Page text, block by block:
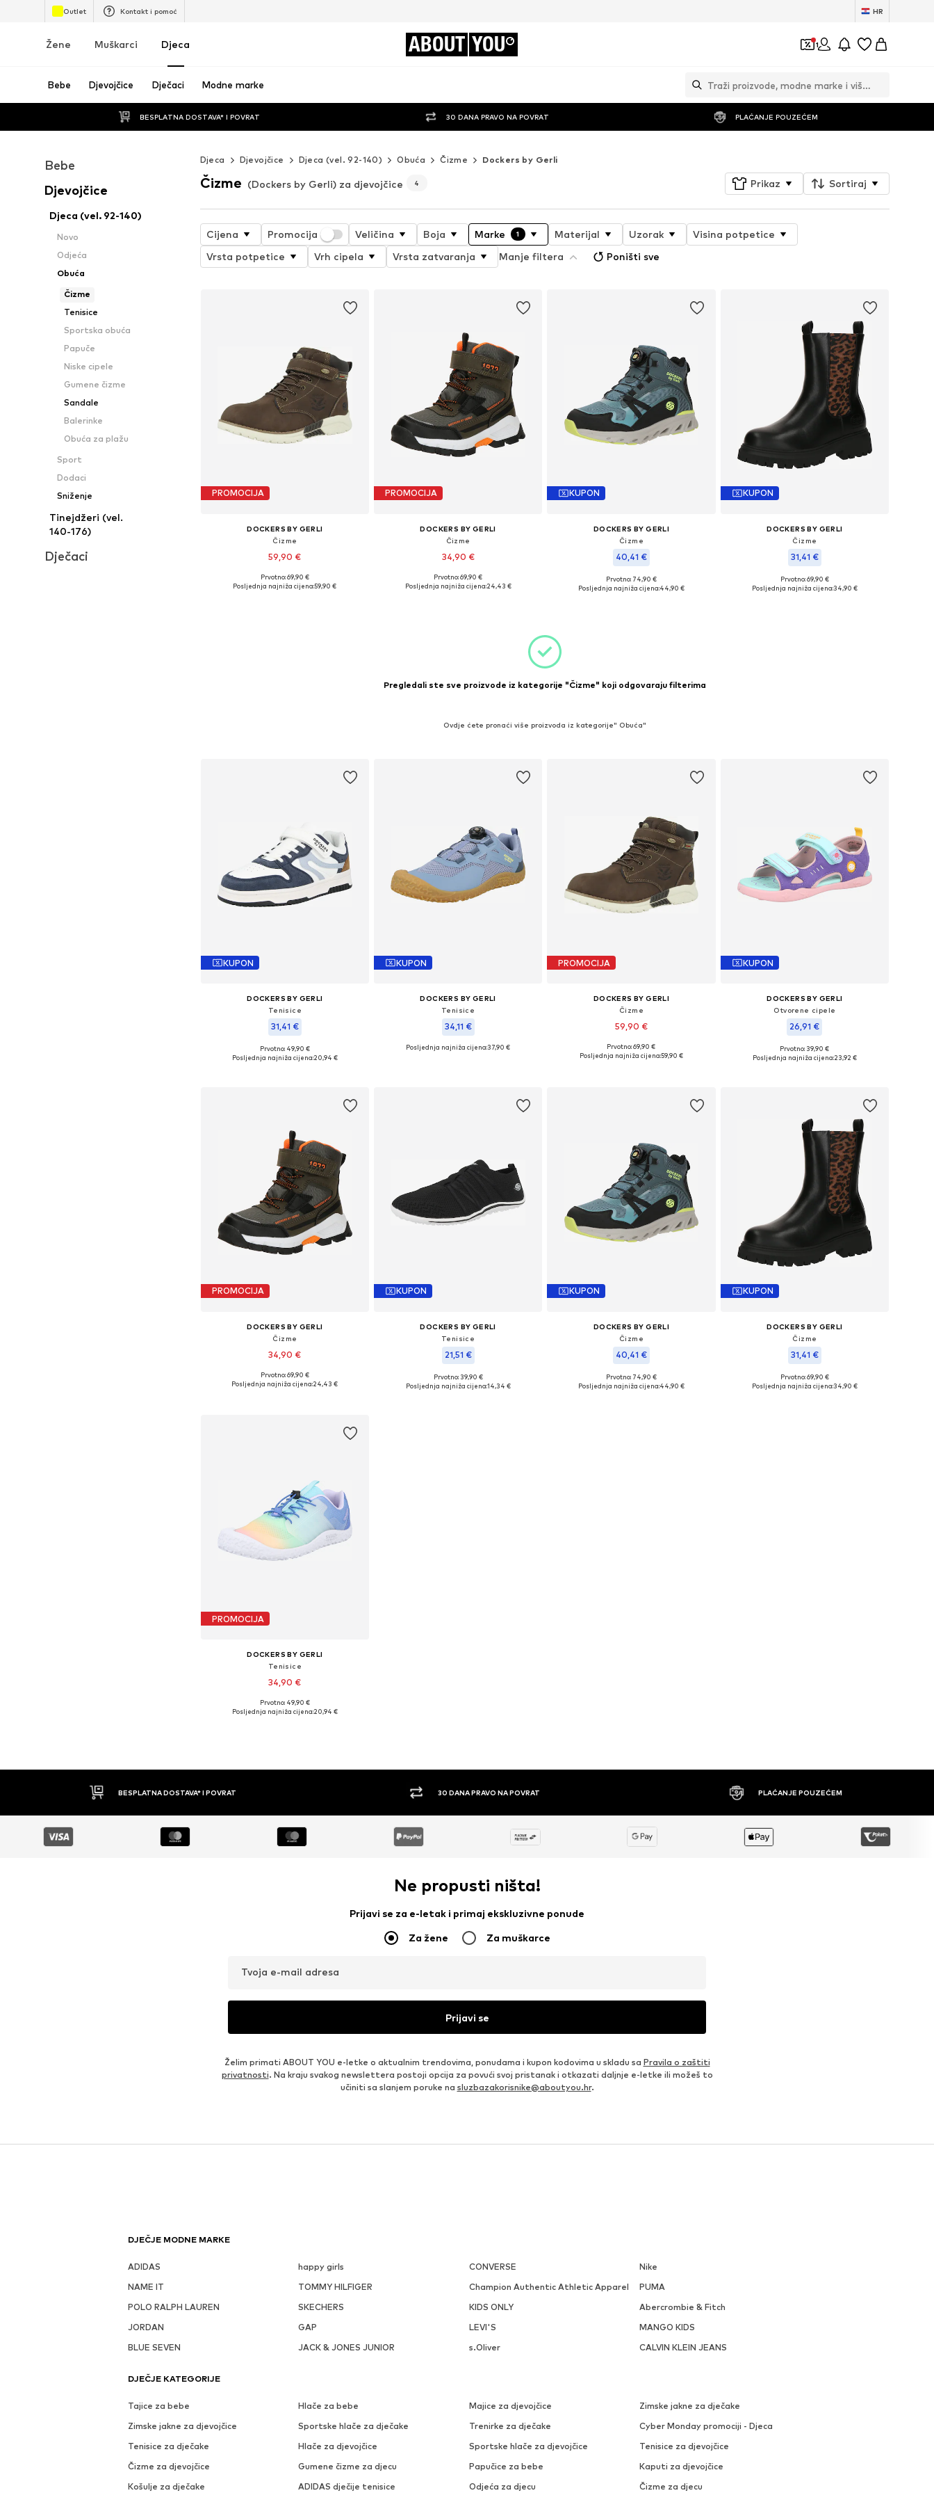
Outlet Kontakt i pomoć HR
Žene Muškarci Djeca ABOUT YOU 1
Bebe Djevojčice Dječaci Modne marke
BESPLATNA DOSTAVA* I POVRAT 30 DANA PRAVO NA POVRAT PLAĆANJE POUZEĆEM
Bebe
Djevojčice
Djeca (vel. 92-140)
Novo
Odjeća
Obuća
Čizme
Tenisice
Sportska obuća
Papuče
Niske cipele
Gumene čizme
Sandale
Balerinke
Obuća za plažu
Sport
Dodaci
Sniženje
Tinejdžeri (vel.
140-176)
Dječaci
Djeca Djevojčice Djeca (vel. 92-140) Obuća Čizme Dockers by Gerli
Čizme (Dockers by Gerli) za djevojčice 4 Prikaz Sortiraj
Cijena Promocija Veličina Boja Marke 1 Materijal Uzorak
Visina potpetice
Vrsta potpetice
Vrh cipela Vrsta zatvaranja Manje filtera Poništi sve
PROMOCIJA
DOCKERS BY GERLI
Čizme
59,90 €
Dostupne veličine: 34
Prvotno: 69,90 €
Posljednja najniža cijena:59,90 €
PROMOCIJA
DOCKERS BY GERLI
Čizme
34,90 €
Dostupne veličine: 25
Prvotno: 69,90 €
Posljednja najniža cijena:24,43 €
KUPON
DOCKERS BY GERLI
Čizme
40,41 €
Dostupne veličine: 31
Prvotno: 74,90 €
Posljednja najniža cijena:44,90 €
KUPON
DOCKERS BY GERLI
Čizme
31,41 €
Dostupne veličine: 39
Prvotno: 69,90 €
Posljednja najniža cijena:34,90 €
Pregledali ste sve proizvode iz kategorije "Čizme" koji odgovaraju filterima
Ovdje ćete pronaći više proizvoda iz kategorije" Obuća"
KUPON
DOCKERS BY GERLI
Tenisice
31,41 €
Dostupne veličine: 41
Prvotno: 49,90 €
Posljednja najniža cijena:20,94 €
KUPON
DOCKERS BY GERLI
Tenisice
34,11 €
Dostupne veličine: 37
Posljednja najniža cijena:37,90 €
PROMOCIJA
DOCKERS BY GERLI
Čizme
59,90 €
Dostupne veličine: 34
Prvotno: 69,90 €
Posljednja najniža cijena:59,90 €
KUPON
DOCKERS BY GERLI
Otvorene cipele
26,91 €
Dostupne veličine: 30, 34
Prvotno: 39,90 €
Posljednja najniža cijena:23,92 €
PROMOCIJA
DOCKERS BY GERLI
Čizme
34,90 €
Dostupne veličine: 25
Prvotno: 69,90 €
Posljednja najniža cijena:24,43 €
KUPON
DOCKERS BY GERLI
Tenisice
21,51 €
Dostupne veličine: 28, 32
Prvotno: 39,90 €
Posljednja najniža cijena:14,34 €
KUPON
DOCKERS BY GERLI
Čizme
40,41 €
Dostupne veličine: 31
Prvotno: 74,90 €
Posljednja najniža cijena:44,90 €
KUPON
DOCKERS BY GERLI
Čizme
31,41 €
Dostupne veličine: 39
Prvotno: 69,90 €
Posljednja najniža cijena:34,90 €
PROMOCIJA
DOCKERS BY GERLI
Tenisice
34,90 €
Dostupne veličine: 31, 32
Prvotno: 49,90 €
Posljednja najniža cijena:20,94 €
BESPLATNA DOSTAVA* I POVRAT 30 DANA PRAVO NA POVRAT PLAĆANJE POUZEĆEM
Ne propusti ništa!
Prijavi se za e-letak i primaj ekskluzivne ponude
Za žene Za muškarce
Tvoja e-mail adresa
Prijavi se
Želim primati ABOUT YOU e-letke o aktualnim trendovima, ponudama i kupon kodovima u skladu sa Pravila o zaštiti
privatnosti. Na kraju svakog newslettera postoji opcija za povući svoj pristanak i otkazati daljnje e-letke ili možeš to
učiniti sa slanjem poruke na sluzbazakorisnike@aboutyou.hr.
DJEČJE MODNE MARKE
ADIDAS happy girls CONVERSE
Nike
NAME IT
TOMMY HILFIGER Champion Authentic Athletic Apparel
PUMA
POLO RALPH LAUREN
SKECHERS KIDS ONLY
Abercrombie & Fitch
JORDAN
GAP LEVI'S
MANGO KIDS
BLUE SEVEN
JACK & JONES JUNIOR s.Oliver CALVIN KLEIN JEANS
DJEČJE KATEGORIJE
Tajice za bebe Hlače za bebe Majice za djevojčice
Zimske jakne za dječake
Zimske jakne za djevojčice
Sportske hlače za dječake Trenirke za dječake
Cyber Monday promociji - Djeca
Tenisice za dječake
Hlače za djevojčice Sportske hlače za djevojčice
Tenisice za djevojčice
Čizme za djevojčice
Gumene čizme za djecu Papučice za bebe
Kaputi za djevojčice
Košulje za dječake
ADIDAS dječije tenisice Odjeća za djecu Čizme za djecu